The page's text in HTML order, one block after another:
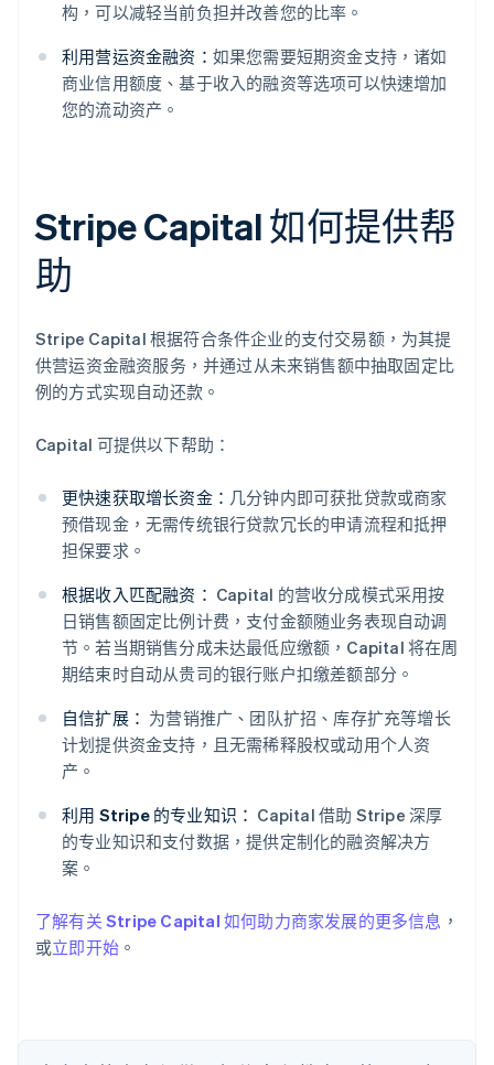
构，可以减轻当前负担并改善您的比率。
利用营运资金融资： 如果您需要短期资金支持，诸如
商业信用额度、基于收入的融资等选项可以快速增加
您的流动资产。
Stripe Capital 如何提供帮
助
Stripe Capital 根据符合条件企业的支付交易额，为其提
供营运资金融资服务，并通过从未来销售额中抽取固定比
例的方式实现自动还款。
Capital 可提供以下帮助：
更快速获取增长资金： 几分钟内即可获批贷款或商家
预借现金，无需传统银行贷款冗长的申请流程和抵押
担保要求。
根据收入匹配融资： Capital 的营收分成模式采用按
日销售额固定比例计费，支付金额随业务表现自动调
节。若当期销售分成未达最低应缴额，Capital 将在周
期结束时自动从贵司的银行账户扣缴差额部分。
自信扩展： 为营销推广、团队扩招、库存扩充等增长
计划提供资金支持，且无需稀释股权或动用个人资
产。
利用 Stripe 的专业知识： Capital 借助 Stripe 深厚
的专业知识和支付数据，提供定制化的融资解决方
案。
了解有关 Stripe Capital 如何助力商家发展的更多信息 ，
或立即开始 。
阿联酋
爱尔兰
English
爱沙尼亚
奥地利
Deutsch English
澳大利亚
English
PortuguêsEnglish
保加利亚
English